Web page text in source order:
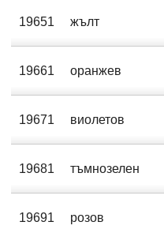
19651 жълт
19661 оранжев
19671 виолетов
19681 тъмнозелен
19691 розов